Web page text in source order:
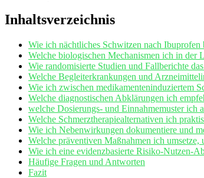
Inhaltsverzeichnis
Wie ich nächtliches ‍Schwitzen⁣ nach
Welche biologischen Mechanismen ich ‍in der
Wie randomisierte Studien und ‍Fallberichte
Welche Begleiterkrankungen⁤ und
Wie ‍ich zwischen medikamenteninduziertem
Welche diagnostischen Abklärungen ich
welche Dosierungs- und Einnahmemuster ich
Welche ‌Schmerztherapiealternativen ich
Wie ich Nebenwirkungen⁣ dokumentiere ‍und
Welche präventiven Maßnahmen ich umsetze,
Wie ⁤ich eine evidenzbasierte Risiko-Nutzen-
Häufige ⁤Fragen⁢ und Antworten
Fazit